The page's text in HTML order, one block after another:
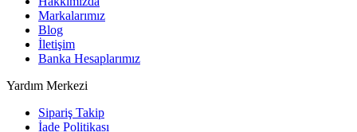
Markalarımız
Blog
İletişim
Banka Hesaplarımız
Yardım Merkezi
Sipariş Takip
İade Politikası